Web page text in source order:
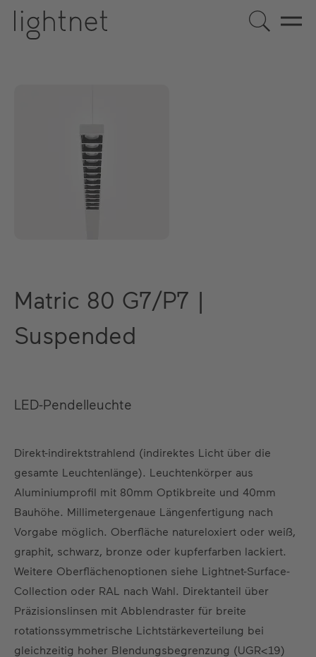
DE EN ES FR
Matric 80 G7/P7 |
Suspended
LED-Pendelleuchte
Direkt-indirektstrahlend (indirektes Licht über die
gesamte Leuchtenlänge). Leuchtenkörper aus
Aluminiumprofil mit 80mm Optikbreite und 40mm
Bauhöhe. Millimetergenaue Längenfertigung nach
Vorgabe möglich. Oberfläche natureloxiert oder weiß,
graphit, schwarz, bronze oder kupferfarben lackiert.
Weitere Oberflächenoptionen siehe Lightnet-Surface-
Collection oder RAL nach Wahl. Direktanteil über
Präzisionslinsen mit Abblendraster für breite
rotationssymmetrische Lichtstärkeverteilung bei
gleichzeitig hoher Blendungsbegrenzung (UGR<19)